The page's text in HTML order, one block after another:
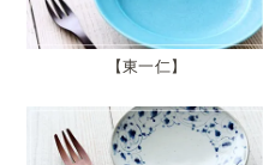
東一仁